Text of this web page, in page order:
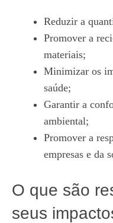
Reduzir a
Promover a
materiais;
Minimizar os
saúde;
Garantir a
ambiental;
Promover a
empresas e da
O que são
seus